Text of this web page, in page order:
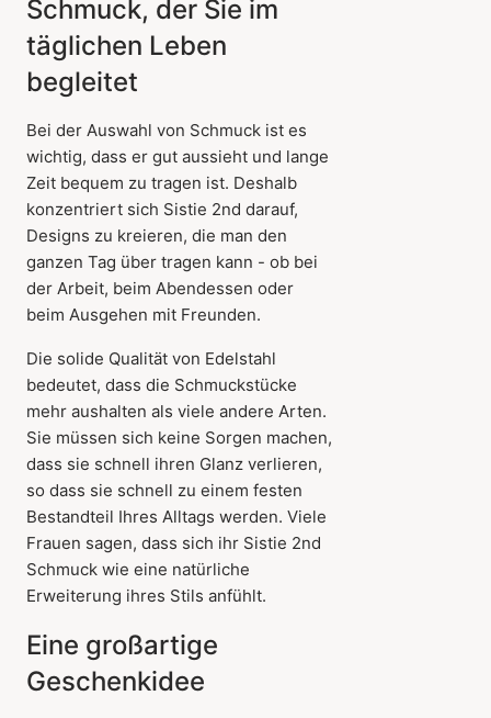
Schmuck, der Sie im
täglichen Leben
begleitet
Bei der Auswahl von Schmuck ist es
wichtig, dass er gut aussieht und lange
Zeit bequem zu tragen ist. Deshalb
konzentriert sich Sistie 2nd darauf,
Designs zu kreieren, die man den
ganzen Tag über tragen kann - ob bei
der Arbeit, beim Abendessen oder
beim Ausgehen mit Freunden.
Die solide Qualität von Edelstahl
bedeutet, dass die Schmuckstücke
mehr aushalten als viele andere Arten.
Sie müssen sich keine Sorgen machen,
dass sie schnell ihren Glanz verlieren,
so dass sie schnell zu einem festen
Bestandteil Ihres Alltags werden. Viele
Frauen sagen, dass sich ihr Sistie 2nd
Schmuck wie eine natürliche
Erweiterung ihres Stils anfühlt.
Eine großartige
Geschenkidee